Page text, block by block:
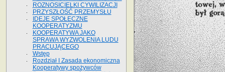
ROZNOSICIELKI CYWILIZACJI
PRZYSZŁOŚĆ PRZEMYSŁU
IDEJE SPOŁECZNE
KOOPERATYZMU
KOOPERATYWA JAKO
SPRAWA WYZWOLENIA LUDU
PRACUJĄCEGO
Wstęp
Rozdział I Zasada ekonomiczna
Kooperatywy spożywców